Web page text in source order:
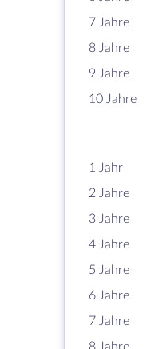
7 Jahre
8 Jahre
9 Jahre
10 Jahre
1 Jahr
2 Jahre
3 Jahre
4 Jahre
5 Jahre
6 Jahre
7 Jahre